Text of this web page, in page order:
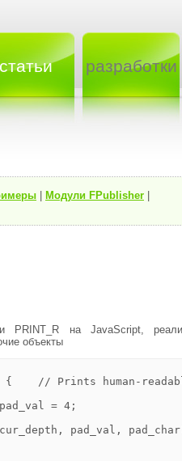
статьи разработки
Модули FPublisher
PRINT_R на JavaScript,
объекты
// Prints human-
= 4;
pad_val,